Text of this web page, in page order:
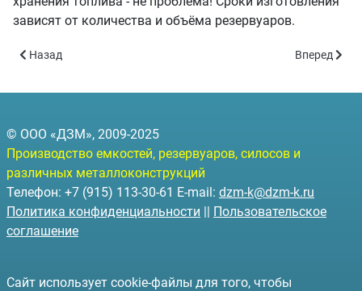
зависят от количества и объёма резервуаров.
© ООО «ДЗМ», 2009-2025
Производство емкостей, резервуаров, силосов и
различных металлоконструкций
Телефон: +7 (915) 113-30-61 E-mail: dzm-k@dzm-k.ru
Политика конфиденциальности || Пользовательское
соглашение
Сайт использует cookie-файлы для того, чтобы